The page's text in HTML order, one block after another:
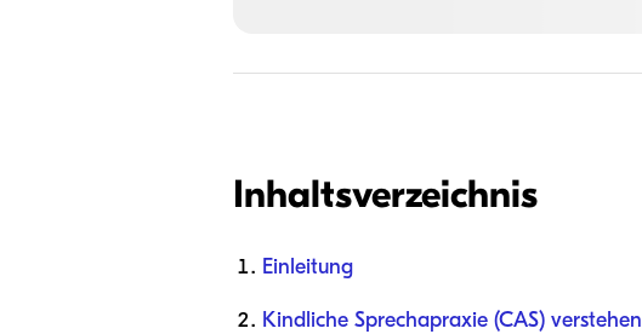
Inhaltsverzeichnis
Einleitung
Kindliche Sprechapraxie (CAS) verstehen